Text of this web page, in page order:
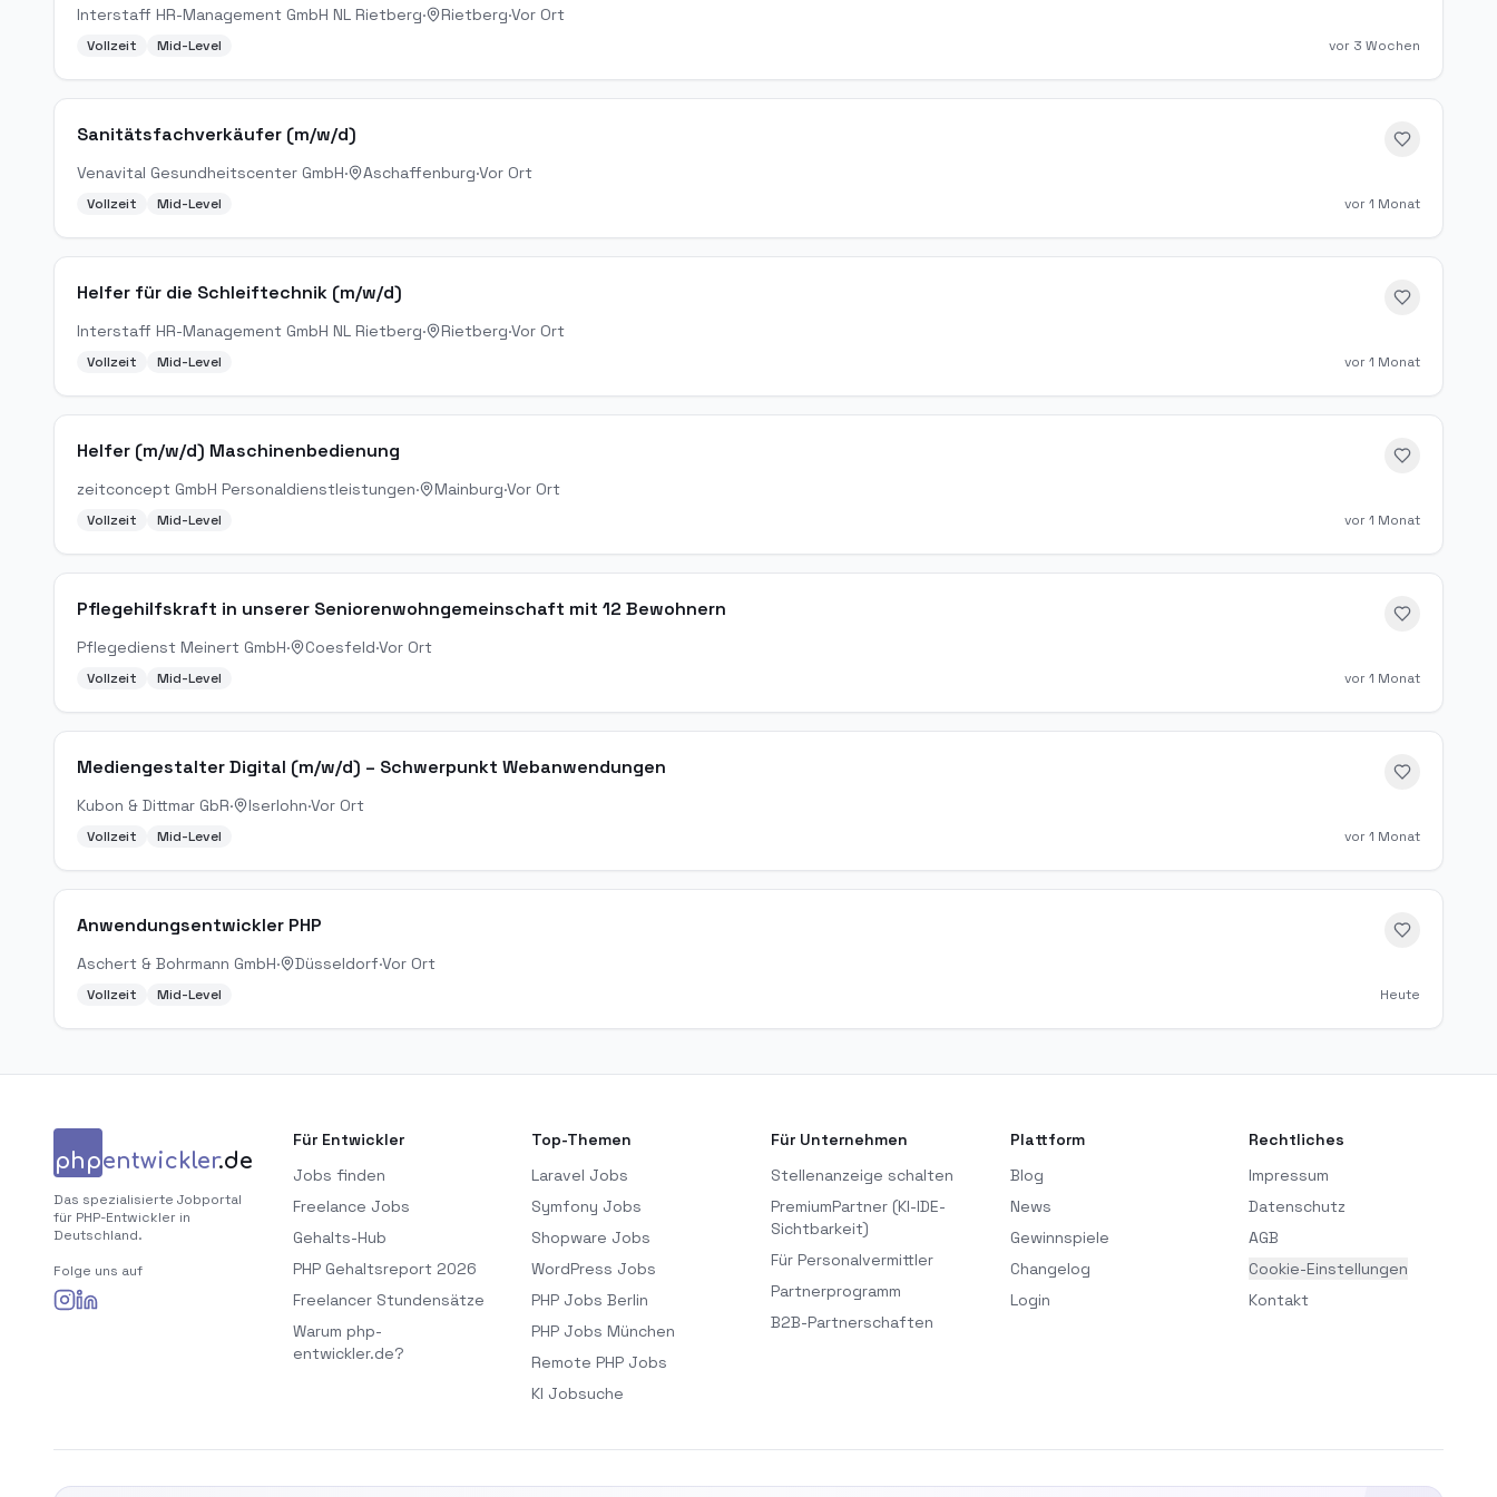
Interstaff HR-Management GmbH NL Rietberg· Rietberg·Vor Ort
Vollzeit Mid-Level vor 3 Wochen
Sanitätsfachverkäufer (m/w/d)
Venavital Gesundheitscenter GmbH· Aschaffenburg·Vor Ort
Vollzeit Mid-Level vor 1 Monat
Helfer für die Schleiftechnik (m/w/d)
Interstaff HR-Management GmbH NL Rietberg· Rietberg·Vor Ort
Vollzeit Mid-Level vor 1 Monat
Helfer (m/w/d) Maschinenbedienung
zeitconcept GmbH Personaldienstleistungen· Mainburg·Vor Ort
Vollzeit Mid-Level vor 1 Monat
Pflegehilfskraft in unserer Seniorenwohngemeinschaft mit 12 Bewohnern
Pflegedienst Meinert GmbH· Coesfeld·Vor Ort
Vollzeit Mid-Level vor 1 Monat
Mediengestalter Digital (m/w/d) – Schwerpunkt Webanwendungen
Kubon & Dittmar GbR· Iserlohn·Vor Ort
Vollzeit Mid-Level vor 1 Monat
Anwendungsentwickler PHP
Aschert & Bohrmann GmbH· Düsseldorf·Vor Ort
Vollzeit Mid-Level Heute
phpentwickler.de
Das spezialisierte Jobportal
für PHP-Entwickler in
Deutschland.
Folge uns auf
Für Entwickler
Jobs finden
Freelance Jobs
Gehalts-Hub
PHP Gehaltsreport 2026
Freelancer Stundensätze
Warum php-
entwickler.de?
Top-Themen
Laravel Jobs
Symfony Jobs
Shopware Jobs
WordPress Jobs
PHP Jobs Berlin
PHP Jobs München
Remote PHP Jobs
KI Jobsuche
Für Unternehmen
Stellenanzeige schalten
PremiumPartner (KI-IDE-
Sichtbarkeit)
Für Personalvermittler
Partnerprogramm
B2B-Partnerschaften
Plattform
Blog
News
Gewinnspiele
Changelog
Login
Rechtliches
Impressum
Datenschutz
AGB
Cookie-Einstellungen
Kontakt